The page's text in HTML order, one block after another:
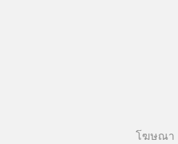
โฆษณา